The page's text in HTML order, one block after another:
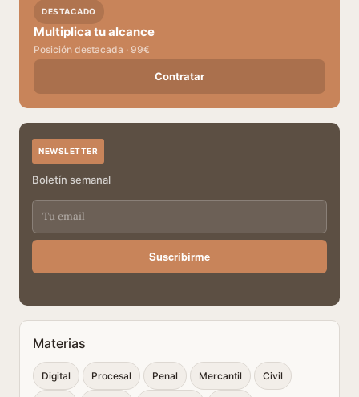
DESTACADO
Multiplica tu alcance
Posición destacada · 99€
Contratar
NEWSLETTER
Boletín semanal
Suscribirme
Materias
Digital Procesal Penal Mercantil Civil